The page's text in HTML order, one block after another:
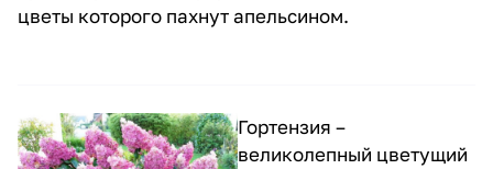
цветы которого пахнут апельсином.
Гортензия –
великолепный цветущий